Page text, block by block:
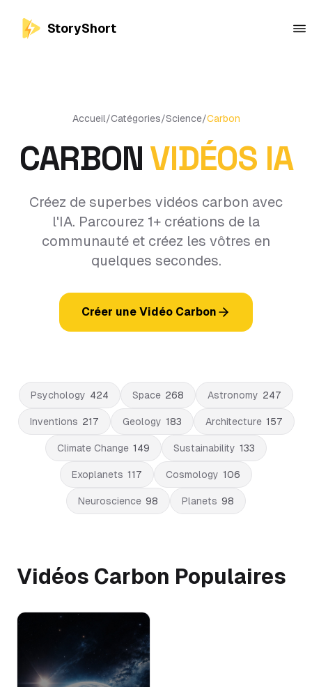
StoryShort
Accueil/Catégories/Science/Carbon
CARBONVIDÉOS IA
Créez de superbes vidéos carbon avec
l'IA. Parcourez 1+ créations de la
communauté et créez les vôtres en
quelques secondes.
Créer une Vidéo Carbon
Psychology 424 Space 268 Astronomy 247
Inventions 217 Geology 183 Architecture 157
Climate Change 149 Sustainability 133
Exoplanets 117 Cosmology 106
Neuroscience 98 Planets 98
Vidéos Carbon Populaires